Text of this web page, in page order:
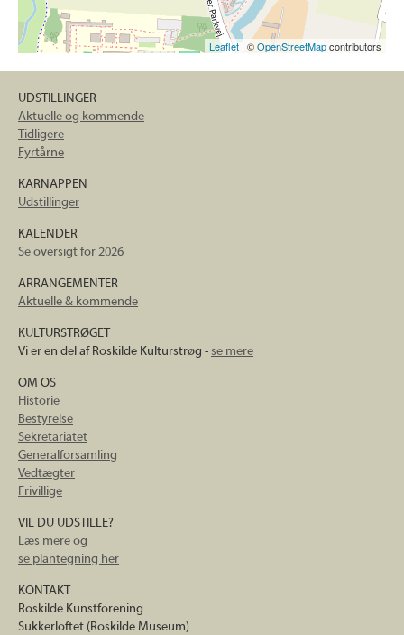
Leaflet | ©OpenStreetMapcontributors
UDSTILLINGER
Aktuelle og kommende
Tidligere
Fyrtårne
KARNAPPEN
Udstillinger
KALENDER
Se oversigt for 2026
ARRANGEMENTER
Aktuelle & kommende
KULTURSTRØGET
Vi er en del af Roskilde Kulturstrøg -se mere
OM OS
Historie
Bestyrelse
Sekretariatet
Generalforsamling
Vedtægter
Frivillige
VIL DU UDSTILLE?
Læs mere og
se plantegning her
KONTAKT
Roskilde Kunstforening
Sukkerloftet (Roskilde Museum)